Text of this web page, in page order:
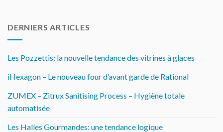
DERNIERS ARTICLES
Les Pozzettis: la nouvelle tendance des vitrines à glaces
iHexagon – Le nouveau four d’avant garde de Rational
ZUMEX – Zitrux Sanitising Process – Hygiène totale
automatisée
Les Halles Gourmandes: une tendance logique